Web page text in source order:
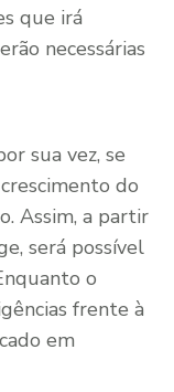
que irá
necessárias
sua vez, se
do
Assim, a partir
será possível
o
frente à
em